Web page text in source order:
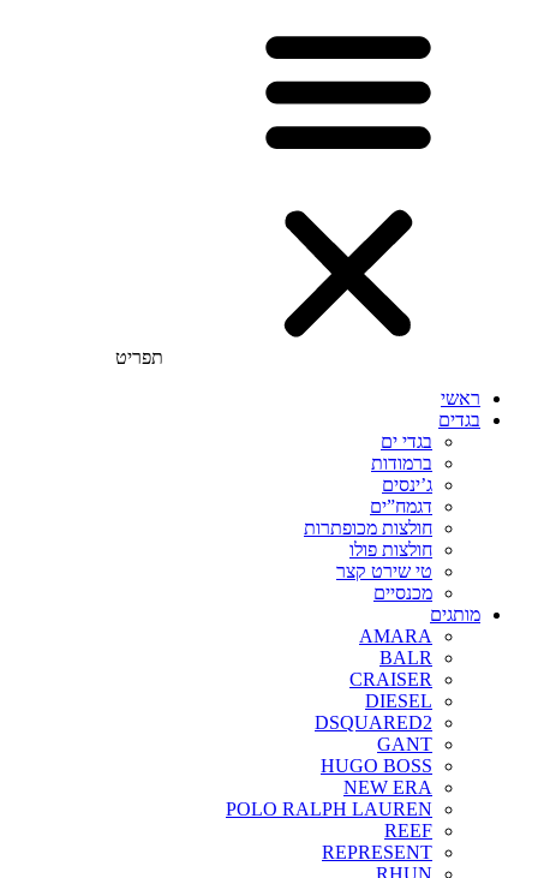
תפריט
ראשי
בגדים
בגדי ים
ברמודות
ג’ינסים
דגמח”ים
חולצות מכופתרות
חולצות פולו
טי שירט קצר
מכנסיים
מותגים
AMARA
BALR
CRAISER
DIESEL
DSQUARED2
GANT
HUGO BOSS
NEW ERA
POLO RALPH LAUREN
REEF
REPRESENT